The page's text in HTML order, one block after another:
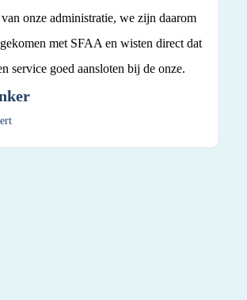
onze administratie, we zijn daarom
met SFAA en wisten direct dat
service goed aansloten bij de onze.